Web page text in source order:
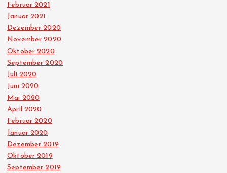
Februar 2021
Januar 2021
Dezember 2020
November 2020
Oktober 2020
September 2020
Juli 2020
Juni 2020
Mai 2020
April 2020
Februar 2020
Januar 2020
Dezember 2019
Oktober 2019
September 2019